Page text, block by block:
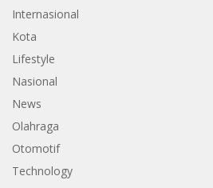
Internasional
Kota
Lifestyle
Nasional
News
Olahraga
Otomotif
Technology